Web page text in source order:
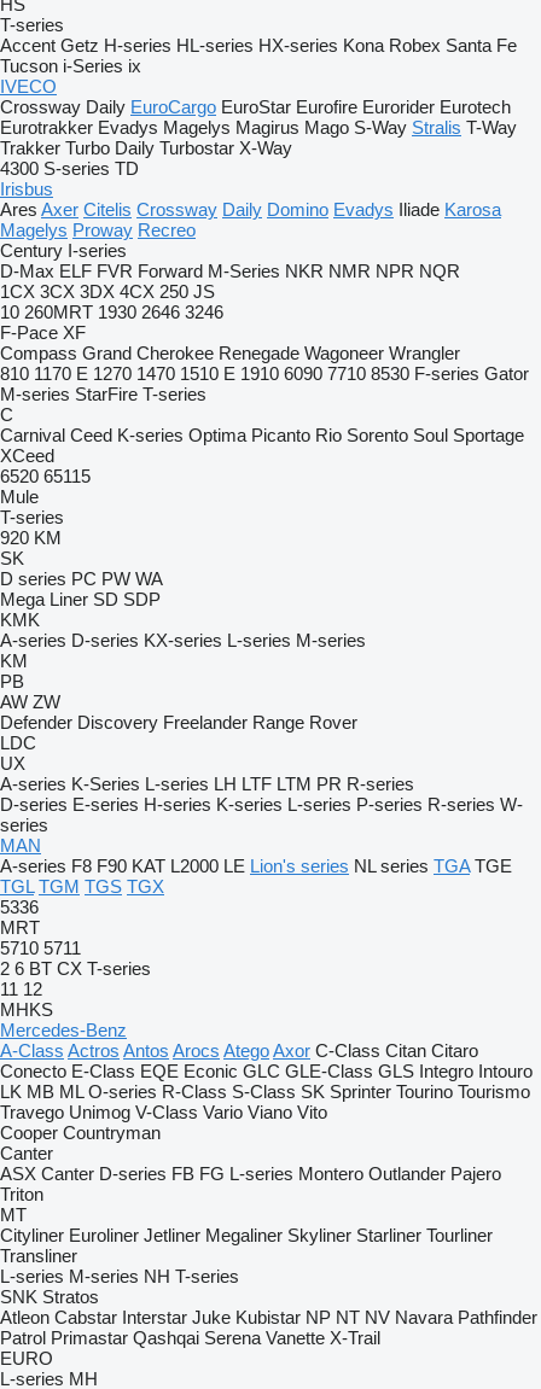
HS
T-series
Accent Getz H-series HL-series HX-series Kona Robex Santa Fe
Tucson i-Series ix
IVECO
Crossway Daily EuroCargo EuroStar Eurofire Eurorider Eurotech
Eurotrakker Evadys Magelys Magirus Mago S-Way Stralis T-Way
Trakker Turbo Daily Turbostar X-Way
4300 S-series TD
Irisbus
Ares Axer Citelis Crossway Daily Domino Evadys Iliade Karosa
Magelys Proway Recreo
Century I-series
D-Max ELF FVR Forward M-Series NKR NMR NPR NQR
1CX 3CX 3DX 4CX 250 JS
10 260MRT 1930 2646 3246
F-Pace XF
Compass Grand Cherokee Renegade Wagoneer Wrangler
810 1170 E 1270 1470 1510 E 1910 6090 7710 8530 F-series Gator
M-series StarFire T-series
C
Carnival Ceed K-series Optima Picanto Rio Sorento Soul Sportage
XCeed
6520 65115
Mule
T-series
920 KM
SK
D series PC PW WA
Mega Liner SD SDP
KMK
A-series D-series KX-series L-series M-series
KM
PB
AW ZW
Defender Discovery Freelander Range Rover
LDC
UX
A-series K-Series L-series LH LTF LTM PR R-series
D-series E-series H-series K-series L-series P-series R-series W-
series
MAN
A-series F8 F90 KAT L2000 LE Lion's series NL series TGA TGE
TGL TGM TGS TGX
5336
MRT
5710 5711
2 6 BT CX T-series
11 12
MHKS
Mercedes-Benz
A-Class Actros Antos Arocs AtegoAxor C-Class Citan Citaro
Conecto E-Class EQE Econic GLC GLE-Class GLS Integro Intouro
LK MB ML O-series R-Class S-Class SK Sprinter Tourino Tourismo
Travego Unimog V-Class Vario Viano Vito
Cooper Countryman
Canter
ASX Canter D-series FB FG L-series Montero Outlander Pajero
Triton
MT
Cityliner Euroliner Jetliner Megaliner Skyliner Starliner Tourliner
Transliner
L-series M-series NH T-series
SNK Stratos
Atleon Cabstar Interstar Juke Kubistar NP NT NV Navara Pathfinder
Patrol Primastar Qashqai Serena Vanette X-Trail
EURO
L-series MH